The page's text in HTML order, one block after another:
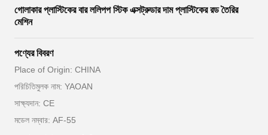
গোলাকার প্লাস্টিকের বার ললিপপ স্টিক এক্সট্রুডার দাম প্লাস্টিকের রড তৈরির
মেশিন
পণ্যের বিবরণ
Place of Origin: CHINA
পরিচিতিমুলক নাম: YAOAN
সাক্ষ্যদান: CE
মডেল নম্বার: AF-55